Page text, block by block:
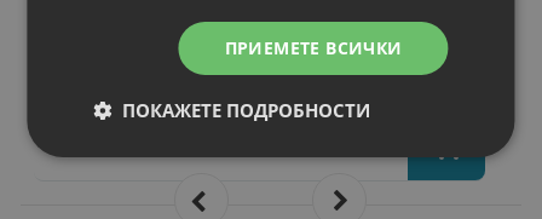
P/N: 01HY359Notebook motherboard
Гаранция: 6 месеца
51.00 €
ПРИЕМЕТЕ ВСИЧКИ
ПОКАЖЕТЕ ПОДРОБНОСТИ